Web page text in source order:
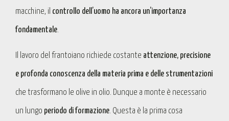
macchine, il controllo dell’uomo ha ancora un’importanza
fondamentale.
Il lavoro del frantoiano richiede costante attenzione, precisione
e profonda conoscenza della materia prima e delle strumentazioni
che trasformano le olive in olio. Dunque a monte è necessario
un lungo periodo di formazione. Questa è la prima cosa